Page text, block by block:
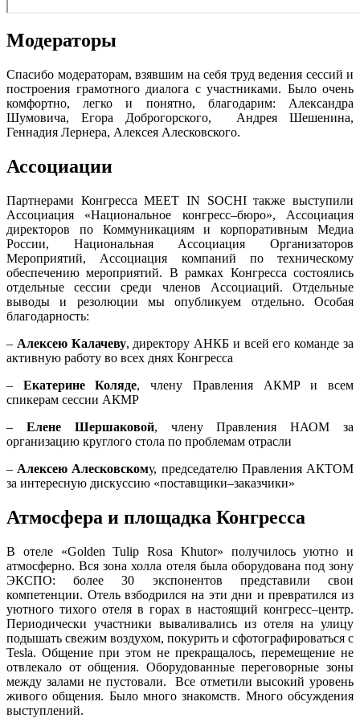
Модераторы
Спасибо модераторам, взявшим на себя труд ведения сессий и
построения грамотного диалога с участниками. Было очень
комфортно, легко и понятно, благодарим: Александра
Шумовича, Егора Доброгорского, Андрея Шешенина,
Геннадия Лернера, Алексея Алесковского.
Ассоциации
Партнерами Конгресса MEET IN SOCHI также выступили
Ассоциация «Национальное конгресс–бюро», Ассоциация
директоров по Коммуникациям и корпоративным Медиа
России, Национальная Ассоциация Организаторов
Мероприятий, Ассоциация компаний по техническому
обеспечению мероприятий. В рамках Конгресса состоялись
отдельные сессии среди членов Ассоциаций. Отдельные
выводы и резолюции мы опубликуем отдельно. Особая
благодарность:
– Алексею Калачеву, директору АНКБ и всей его команде за
активную работу во всех днях Конгресса
– Екатерине Коляде, члену Правления АКМР и всем
спикерам сессии АКМР
– Елене Шершаковой, члену Правления НАОМ за
организацию круглого стола по проблемам отрасли
– Алексею Алесковскому, председателю Правления АКТОМ
за интересную дискуссию «поставщики–заказчики»
Атмосфера и площадка Конгресса
В отеле «Golden Tulip Rosa Khutor» получилось уютно и
атмосферно. Вся зона холла отеля была оборудована под зону
ЭКСПО: более 30 экспонентов представили свои
компетенции. Отель взбодрился на эти дни и превратился из
уютного тихого отеля в горах в настоящий конгресс–центр.
Периодически участники вываливались из отеля на улицу
подышать свежим воздухом, покурить и сфотографироваться с
Tesla. Общение при этом не прекращалось, перемещение не
отвлекало от общения. Оборудованные переговорные зоны
между залами не пустовали. Все отметили высокий уровень
живого общения. Было много знакомств. Много обсуждения
выступлений.